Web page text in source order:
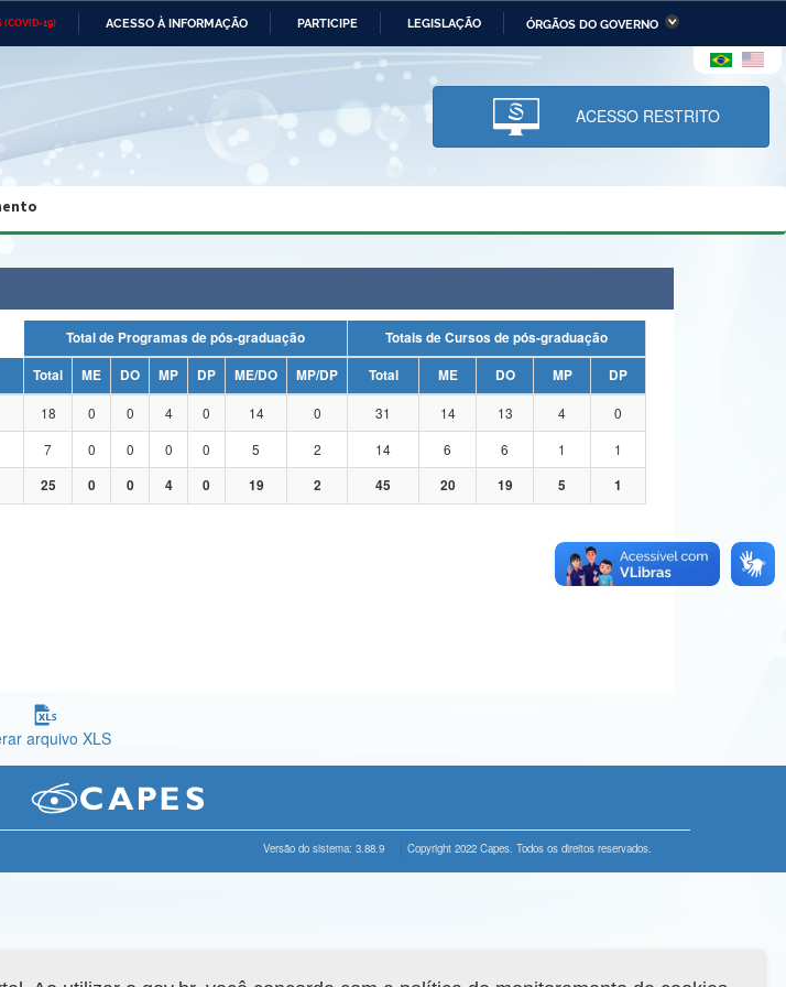
(COVID-19) ACESSO À INFORMAÇÃO PARTICIPE LEGISLAÇÃO ÓRGÃOS DO GOVERNO
Ministério das Relações Ministério da Economia Ministério da Infraestrutura
Ministério da Ciência,
Tecnologia, Inovações e
Comunicações
e dos Direitos Humanos
Banco Central do Brasil Planalto
ACESSO RESTRITO
Total de Programas de pós-graduação
Totais de Cursos de pós-graduação
Total ME DO MP DP ME/DO MP/DP Total ME DO MP
DP
18 0 0 4 0 14 0 31 14 13 4
0
7 0 0 0 0 5 2 14 6 6 1
1
25 0 0 4 0 19 2 45 20 19 5 1
arquivo XLS
Versão do sistema: 3.88.9 Copyright 2022 Capes. Todos os direitos reservados.